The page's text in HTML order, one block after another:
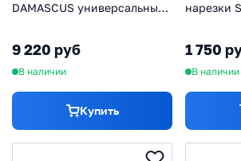
DAMASCUS универсальный
9 220 руб
В наличии
Купить
нарезки
белый
1 750
В наличии